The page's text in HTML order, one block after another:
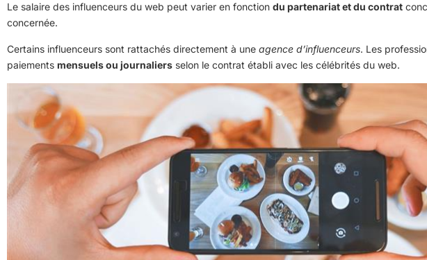
Le salaire des influenceurs du web peut varier en fonction du partenariat et du contrat
concernée.
Certains influenceurs sont rattachés directement à une agence d’influenceurs. Les
paiements mensuels ou journaliers selon le contrat établi avec les célébrités du web.